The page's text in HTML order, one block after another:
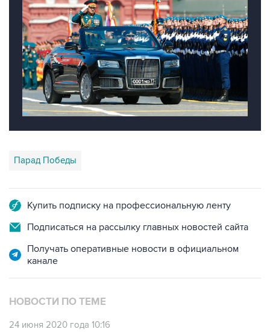
Парад Победы
Купить подписку на профессиональную ленту
Подписаться на рассылку главных новостей сайта
Получать оперативные новости в официальном
канале
НОВОСТИ ПО ТЕМЕ
24 июня 2020 года 10:16